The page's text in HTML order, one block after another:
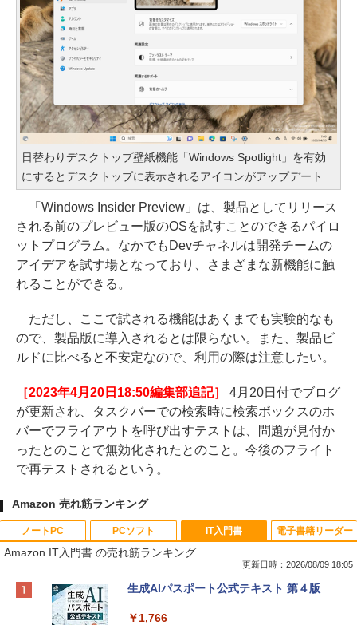
日替わりデスクトップ壁紙機能「Windows Spotlight」を有効
にするとデスクトップに表示されるアイコンがアップデート
「Windows Insider Preview」は、製品としてリリース
される前のプレビュー版のOSを試すことのできるパイロ
ットプログラム。なかでもDevチャネルは開発チームの
アイデアを試す場となっており、さまざまな新機能に触
れることができる。
ただし、ここで試される機能はあくまでも実験的なも
ので、製品版に導入されるとは限らない。また、製品ビ
ルドに比べると不安定なので、利用の際は注意したい。
［2023年4月20日18:50編集部追記］ 4月20日付でブログ
が更新され、タスクバーでの検索時に検索ボックスのホ
バーでフライアウトを呼び出すテストは、問題が見付か
ったとのことで無効化されたとのこと。今後のフライト
で再テストされるという。
Amazon 売れ筋ランキング
ノートPC
Apple 2026 MacBook Neo A18 Proチッ
e Intelligenceのために設計、Liquid Ret
PCソフト
Robloxギフトカード - 800 Robux 【限
インゲームコード】 ロブロックス | オン
IT入門書
Amazon IT入門書 の売れ筋ランキング
更新日時：2026/08/09 18:05
生成AIパスポート公式テキスト 第４版
￥1,766
電子書籍リーダー